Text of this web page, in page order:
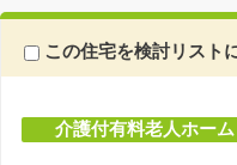
この住宅を検討リスト
介護付有料老人ホーム